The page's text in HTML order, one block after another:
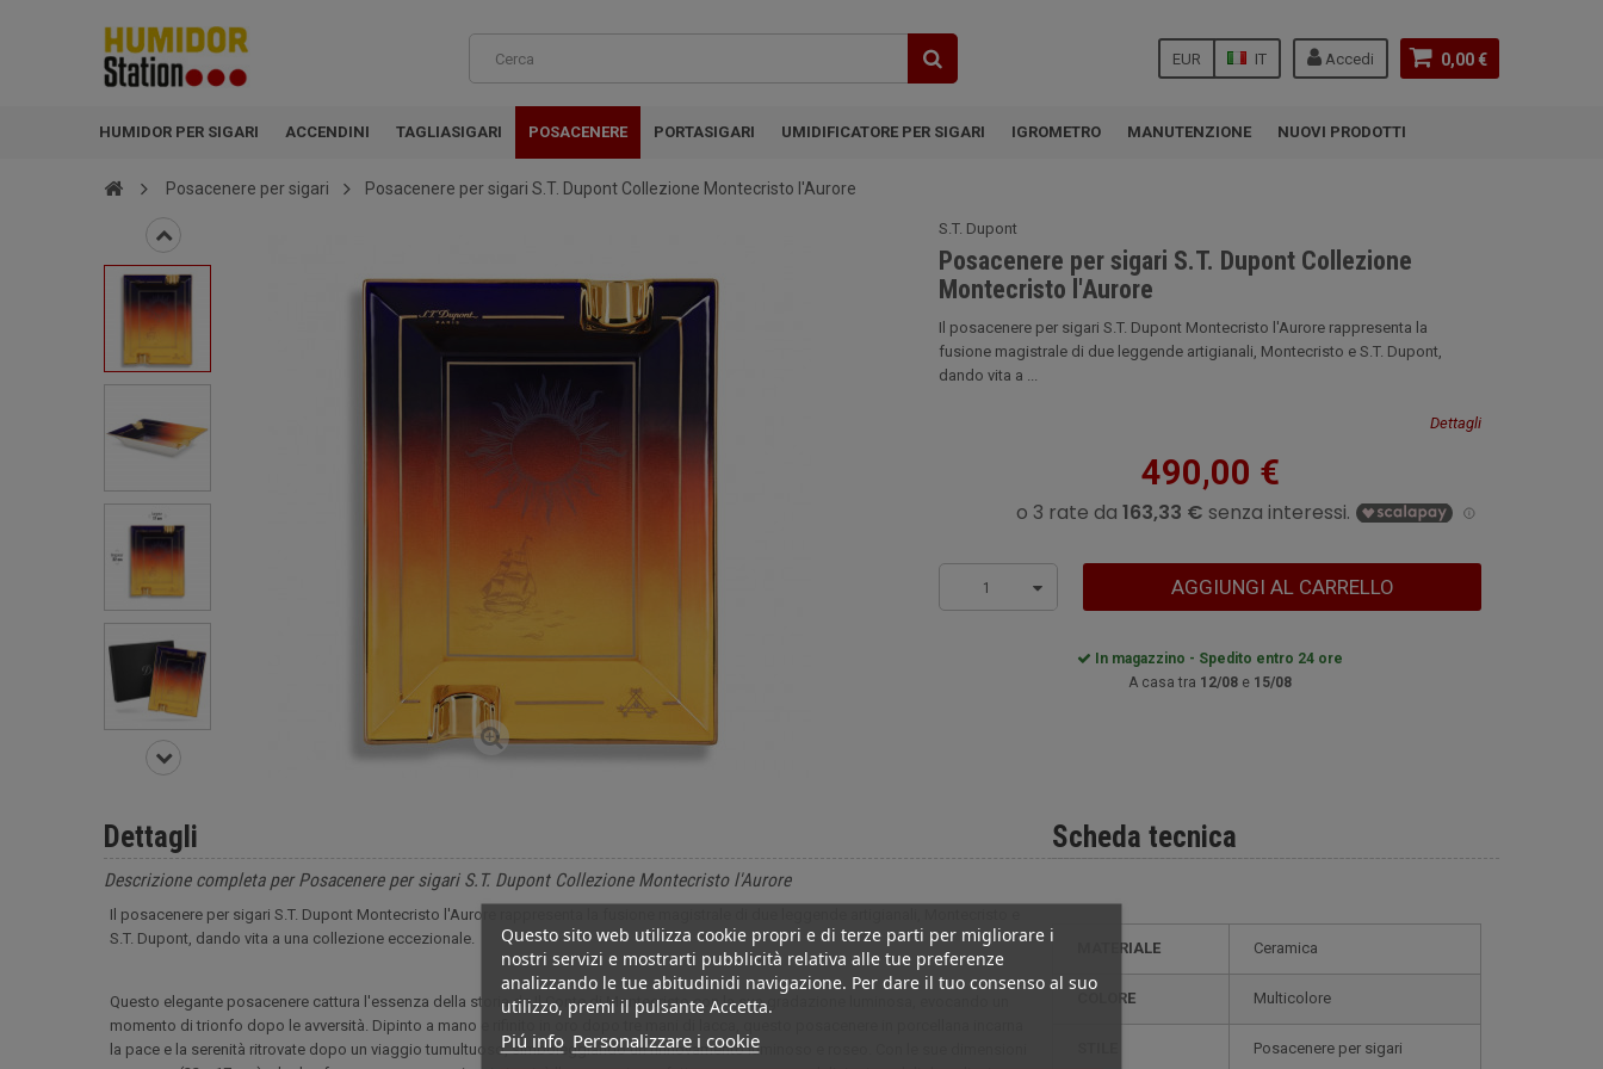
0,00 €
Accedi
IT
EUR
HUMIDOR PER SIGARI ACCENDINI TAGLIASIGARI POSACENERE PORTASIGARI UMIDIFICATORE PER SIGARI IGROMETRO MANUTENZIONE NUOVI PRODOTTI
Questo sito web utilizza cookie propri e di terze parti per migliorare i
nostri servizi e mostrarti pubblicità relativa alle tue preferenze
analizzando le tue abitudinidi navigazione. Per dare il tuo consenso al suo
utilizzo, premi il pulsante Accetta.
Piú info Personalizzare i cookie
Posacenere per sigari Posacenere per sigari S.T. Dupont Collezione Montecristo l'Aurore
S.T. Dupont
Posacenere per sigari S.T. Dupont Collezione
Montecristo l'Aurore
Il posacenere per sigari S.T. Dupont Montecristo l'Aurore rappresenta la
fusione magistrale di due leggende artigianali, Montecristo e S.T. Dupont,
dando vita a ...
Dettagli
490,00 €
1 AGGIUNGI AL CARRELLO
In magazzino - Spedito entro 24 ore
A casa tra 12/08 e 15/08
Scheda tecnica
MATERIALE Ceramica
COLORE Multicolore
posacenere per sigari
Dettagli
Descrizione completa per Posacenere per sigari S.T. Dupont Collezione Montecristo l'Aurore
Il posacenere per sigari S.T. Dupont Montecristo l'Aurore rappresenta la fusione magistrale di due leggende artigianali, Montecristo e
S.T. Dupont, dando vita a una collezione eccezionale.
Questo elegante posacenere cattura l'essenza della storia de Il Conte di Montecristo con la sua gradazione luminosa, evocando un
momento di trionfo dopo le avversità. Dipinto a mano e rifinito in oro dopo tre mani di lacca, questo posacenere in porcellana incarna
la pace e la serenità ritrovate dopo un viaggio tumultuoso, simboleggiando un rinnovamento luminoso e roseo. Con le sue dimensioni